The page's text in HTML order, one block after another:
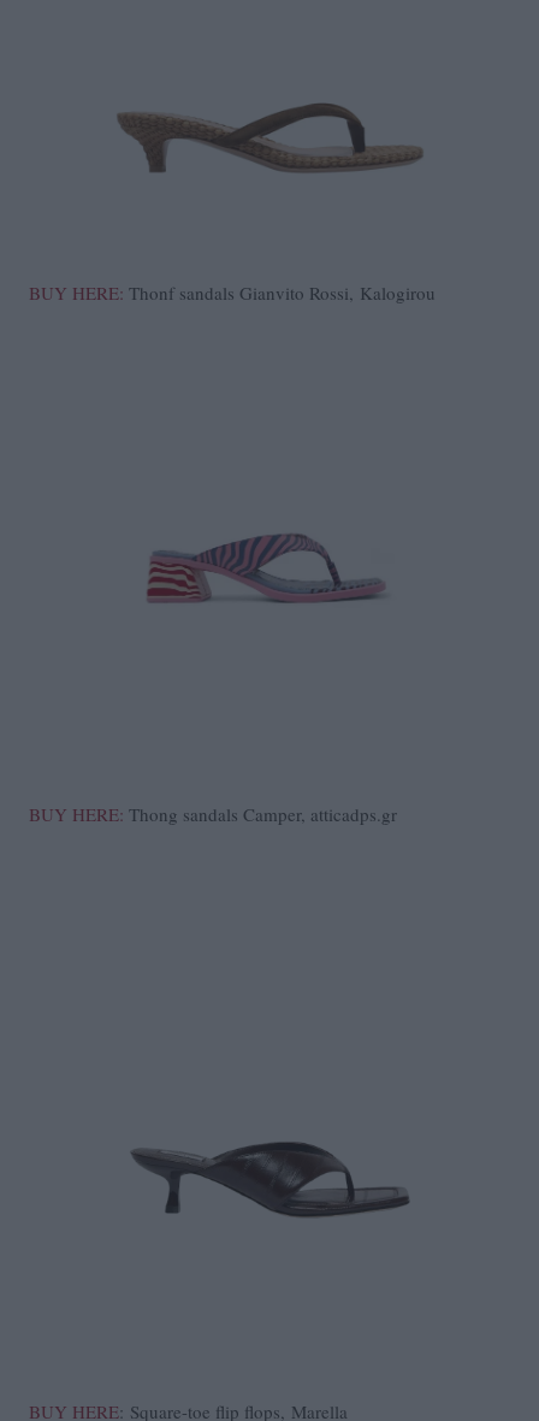
BUY HERE: Thonf sandals Gianvito Rossi, Kalogirou
BUY HERE: Thong sandals Camper, atticadps.gr
BUY HERE: Square-toe flip flops, Marella